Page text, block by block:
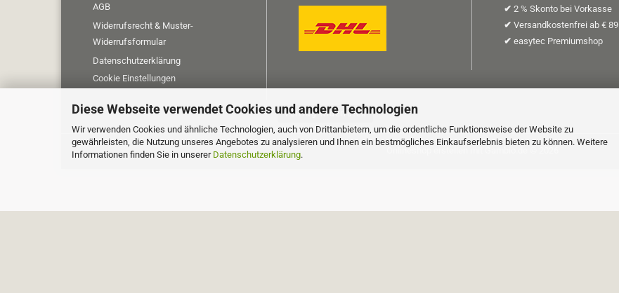
Diese Webseite verwendet Cookies und andere Technologien
Wir verwenden Cookies und ähnliche Technologien, auch von Drittanbietern, um die ordentliche Funktionsweise der Website zu
gewährleisten, die Nutzung unseres Angebotes zu analysieren und Ihnen ein bestmögliches Einkaufserlebnis bieten zu können. Weitere
Informationen finden Sie in unserer Datenschutzerklärung.
AGB
Widerrufsrecht & Muster-
Widerrufsformular
Datenschutzerklärung
Cookie Einstellungen
✔ 2 % Skonto bei Vorkasse
✔ Versandkostenfrei ab € 89
✔ easytec Premiumshop
Vertrag widerrufen
Onlineshop erstellen